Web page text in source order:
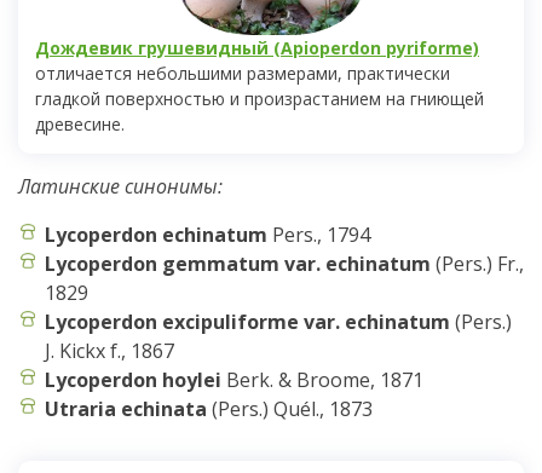
Дождевик грушевидный (Apioperdon pyriforme)
отличается небольшими размерами, практически
гладкой поверхностью и произрастанием на гниющей
древесине.
Латинские синонимы:
Lycoperdon echinatum Pers., 1794
Lycoperdon gemmatum var. echinatum (Pers.) Fr.,
1829
Lycoperdon excipuliforme var. echinatum (Pers.)
J. Kickx f., 1867
Lycoperdon hoylei Berk. & Broome, 1871
Utraria echinata (Pers.) Quél., 1873